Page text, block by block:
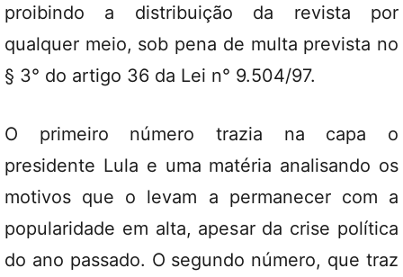
proibindo a distribuição da revista por
qualquer meio, sob pena de multa prevista no
§ 3° do artigo 36 da Lei n° 9.504/97.
O primeiro número trazia na capa o
presidente Lula e uma matéria analisando os
motivos que o levam a permanecer com a
popularidade em alta, apesar da crise política
do ano passado. O segundo número, que traz